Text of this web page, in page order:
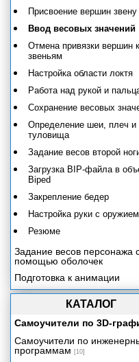
Присвоение вершин звену
Ввод весовых значений
Отмена привязки вершин к
звеньям
Настройка области локтя
Работа над рукой и
Сохранение весовых
Определение шеи, плеч и
туловища
Задание весов второй
Загрузка BIP-файла в
Biped
Закрепление бедер
Настройка руки с оружием
Резюме
Задание весов персонажа
помощью оболочек
Подготовка к анимации
Анимация на основе
Использование захвата
Сводим все вместе
Заключение
КАТАЛОГ
Самоучители по 3D-
Самоучители по
программам [10]